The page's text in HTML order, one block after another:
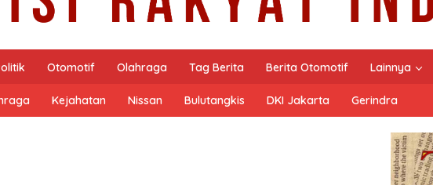
Otomotif Olahraga Tag Berita Berita Otomotif Lainnya
Kejahatan Nissan Bulutangkis DKI Jakarta Gerindra